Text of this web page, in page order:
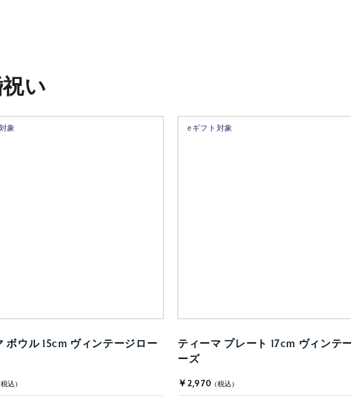
い
象
ボウル 15cm ヴィンテージロー
込)
eギフト対象
ティーマ プレート 17cm ヴィンテ
ーズ
￥2,970 (税込)